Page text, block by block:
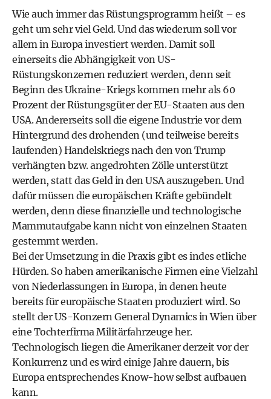
Wie auch immer das Rüstungsprogramm heißt – es
geht um sehr viel Geld. Und das wiederum soll vor
allem in Europa investiert werden. Damit soll
einerseits die Abhängigkeit von US-
Rüstungskonzernen reduziert werden, denn seit
Beginn des Ukraine-Kriegs kommen mehr als 60
Prozent der Rüstungsgüter der EU-Staaten aus den
USA. Andererseits soll die eigene Industrie vor dem
Hintergrund des drohenden (und teilweise bereits
laufenden) Handelskriegs nach den von Trump
verhängten bzw. angedrohten Zölle unterstützt
werden, statt das Geld in den USA auszugeben. Und
dafür müssen die europäischen Kräfte gebündelt
werden, denn diese finanzielle und technologische
Mammutaufgabe kann nicht von einzelnen Staaten
gestemmt werden.
Bei der Umsetzung in die Praxis gibt es indes etliche
Hürden. So haben amerikanische Firmen eine Vielzahl
von Niederlassungen in Europa, in denen heute
bereits für europäische Staaten produziert wird. So
stellt der US-Konzern General Dynamics in Wien über
eine Tochterfirma Militärfahrzeuge her.
Technologisch liegen die Amerikaner derzeit vor der
Konkurrenz und es wird einige Jahre dauern, bis
Europa entsprechendes Know-how selbst aufbauen
kann.